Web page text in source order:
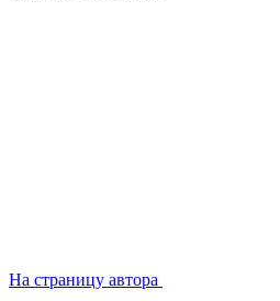
На страницу автора